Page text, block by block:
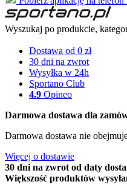
Wyszukaj po produkcie,
Dostawa od 0 zł
30 dni na zwrot
Wysyłka w 24h
Sportano Club
4.9 Opineo
Darmowa dostawa dla
Darmowa dostawa nie
Więcej o dostawie
30 dni na zwrot od daty
Większość produktów